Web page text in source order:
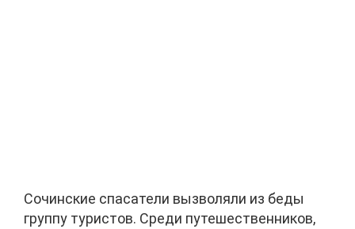
Сочинские спасатели вызволяли из беды
группу туристов. Среди путешественников,